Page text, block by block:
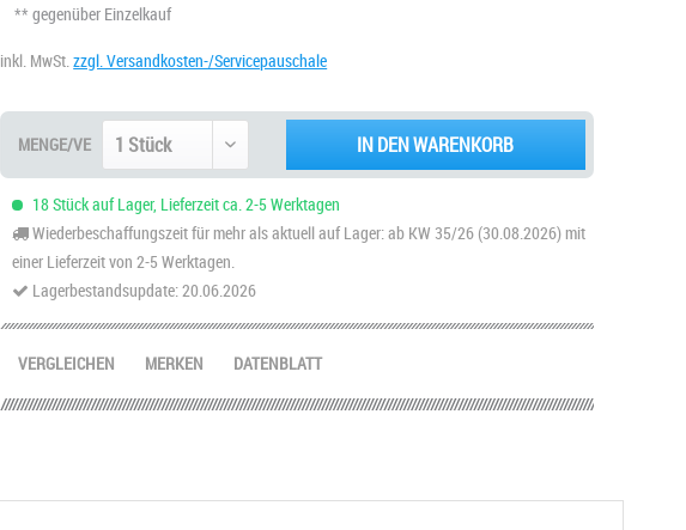
** gegenüber Einzelkauf
inkl. MwSt.zzgl. Versandkosten-/Servicepauschale
MENGE/VE IN DEN WARENKORB
18 Stück auf Lager, Lieferzeit ca. 2-5 Werktagen
Wiederbeschaffungszeit für mehr als aktuell auf Lager: ab KW 35/26 (30.08.2026) mit
einer Lieferzeit von 2-5 Werktagen.
Lagerbestandsupdate: 20.06.2026
DATENBLATT
VERGLEICHEN MERKEN